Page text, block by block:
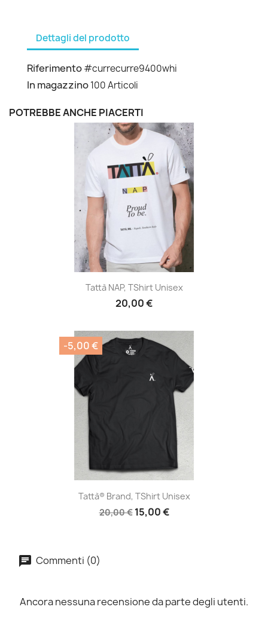
Dettagli del prodotto
Riferimento#currecurre9400whi
In magazzino100 Articoli
POTREBBE ANCHE PIACERTI
Tattà NAP, TShirt Unisex
20,00 €
Tattà® Brand, TShirt Unisex
20,00 € 15,00 €
-5,00 €
Commenti (0)
Ancora nessuna recensione da parte degli utenti.